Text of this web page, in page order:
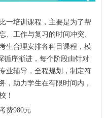
培训课程，主要是为了帮
、工作与复习的时间冲突、
生合理安排各科目课程，模
循序渐进，每个阶段由针对
业辅导，全程规划，制定符
，助力学生在有限时间内，
！
费980元